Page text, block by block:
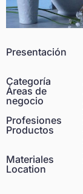
Presentación
Categoría
Áreas de
negocio
Profesiones
Productos
Materiales
Location